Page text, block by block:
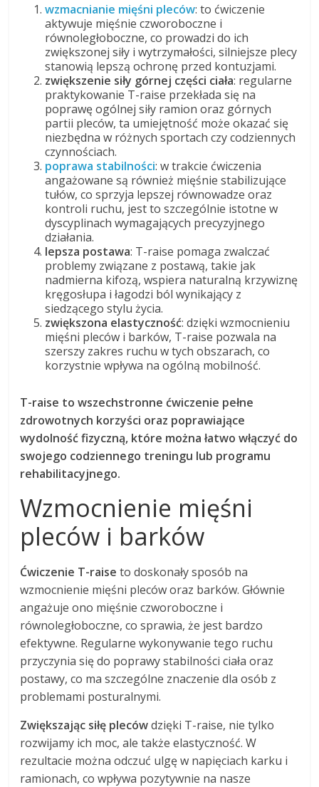
wzmacnianie mięśni pleców: to ćwiczenie
aktywuje mięśnie czworoboczne i
równoległoboczne, co prowadzi do ich
zwiększonej siły i wytrzymałości, silniejsze plecy
stanowią lepszą ochronę przed kontuzjami.
zwiększenie siły górnej części ciała: regularne
praktykowanie T-raise przekłada się na
poprawę ogólnej siły ramion oraz górnych
partii pleców, ta umiejętność może okazać się
niezbędna w różnych sportach czy codziennych
czynnościach.
poprawa stabilności: w trakcie ćwiczenia
angażowane są również mięśnie stabilizujące
tułów, co sprzyja lepszej równowadze oraz
kontroli ruchu, jest to szczególnie istotne w
dyscyplinach wymagających precyzyjnego
działania.
lepsza postawa: T-raise pomaga zwalczać
problemy związane z postawą, takie jak
nadmierna kifozą, wspiera naturalną krzywiznę
kręgosłupa i łagodzi ból wynikający z
siedzącego stylu życia.
zwiększona elastyczność: dzięki wzmocnieniu
mięśni pleców i barków, T-raise pozwala na
szerszy zakres ruchu w tych obszarach, co
korzystnie wpływa na ogólną mobilność.
T-raise to wszechstronne ćwiczenie pełne
zdrowotnych korzyści oraz poprawiające
wydolność fizyczną, które można łatwo włączyć do
swojego codziennego treningu lub programu
rehabilitacyjnego.
Wzmocnienie mięśni
pleców i barków
Ćwiczenie T-raise to doskonały sposób na
wzmocnienie mięśni pleców oraz barków. Głównie
angażuje ono mięśnie czworoboczne i
równoległoboczne, co sprawia, że jest bardzo
efektywne. Regularne wykonywanie tego ruchu
przyczynia się do poprawy stabilności ciała oraz
postawy, co ma szczególne znaczenie dla osób z
problemami posturalnymi.
Zwiększając siłę plecówdzięki T-raise, nie tylko
rozwijamy ich moc, ale także elastyczność. W
rezultacie można odczuć ulgę w napięciach karku i
ramionach, co wpływa pozytywnie na nasze